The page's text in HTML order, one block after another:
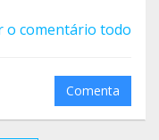
año. Y la
o comentário todo
Comenta